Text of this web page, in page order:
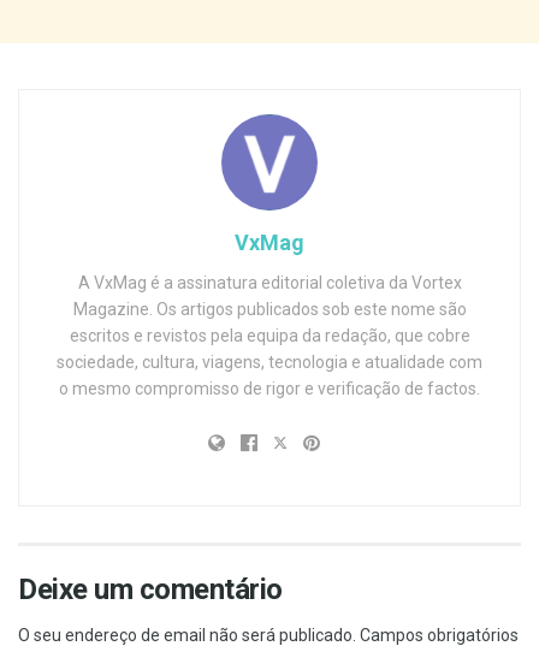
VxMag
A VxMag é a assinatura editorial coletiva da Vortex
Magazine. Os artigos publicados sob este nome são
escritos e revistos pela equipa da redação, que cobre
sociedade, cultura, viagens, tecnologia e atualidade com
o mesmo compromisso de rigor e verificação de factos.
Deixe um comentário
O seu endereço de email não será publicado. Campos obrigatórios